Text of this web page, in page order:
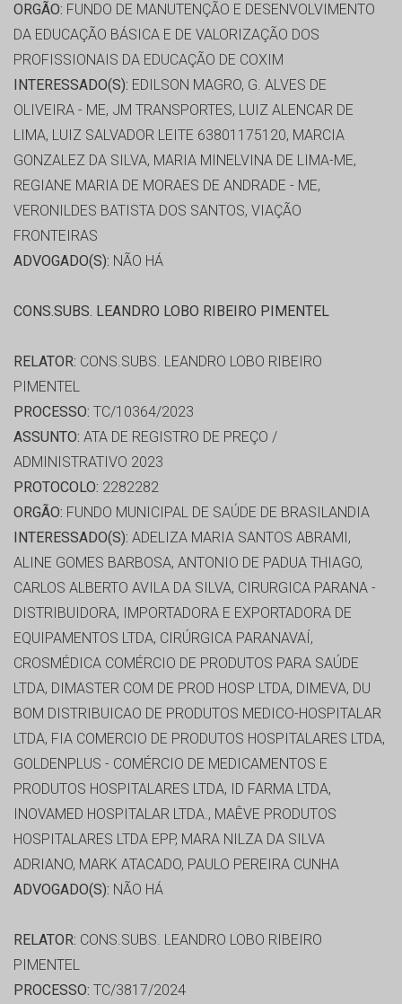
ORGÃO: FUNDO DE MANUTENÇÃO E DESENVOLVIMENTO
DA EDUCAÇÃO BÁSICA E DE VALORIZAÇÃO DOS
PROFISSIONAIS DA EDUCAÇÃO DE COXIM
INTERESSADO(S): EDILSON MAGRO, G. ALVES DE
OLIVEIRA - ME, JM TRANSPORTES, LUIZ ALENCAR DE
LIMA, LUIZ SALVADOR LEITE 63801175120, MARCIA
GONZALEZ DA SILVA, MARIA MINELVINA DE LIMA-ME,
REGIANE MARIA DE MORAES DE ANDRADE - ME,
VERONILDES BATISTA DOS SANTOS, VIAÇÃO
FRONTEIRAS
ADVOGADO(S): NÃO HÁ
CONS.SUBS. LEANDRO LOBO RIBEIRO PIMENTEL
RELATOR: CONS.SUBS. LEANDRO LOBO RIBEIRO
PIMENTEL
PROCESSO: TC/10364/2023
ASSUNTO: ATA DE REGISTRO DE PREÇO /
ADMINISTRATIVO 2023
PROTOCOLO: 2282282
ORGÃO: FUNDO MUNICIPAL DE SAÚDE DE BRASILANDIA
INTERESSADO(S): ADELIZA MARIA SANTOS ABRAMI,
ALINE GOMES BARBOSA, ANTONIO DE PADUA THIAGO,
CARLOS ALBERTO AVILA DA SILVA, CIRURGICA PARANA -
DISTRIBUIDORA, IMPORTADORA E EXPORTADORA DE
EQUIPAMENTOS LTDA, CIRÚRGICA PARANAVAÍ,
CROSMÉDICA COMÉRCIO DE PRODUTOS PARA SAÚDE
LTDA, DIMASTER COM DE PROD HOSP LTDA, DIMEVA, DU
BOM DISTRIBUICAO DE PRODUTOS MEDICO-HOSPITALAR
LTDA, FIA COMERCIO DE PRODUTOS HOSPITALARES LTDA,
GOLDENPLUS - COMÉRCIO DE MEDICAMENTOS E
PRODUTOS HOSPITALARES LTDA, ID FARMA LTDA,
INOVAMED HOSPITALAR LTDA., MAÊVE PRODUTOS
HOSPITALARES LTDA EPP, MARA NILZA DA SILVA
ADRIANO, MARK ATACADO, PAULO PEREIRA CUNHA
ADVOGADO(S): NÃO HÁ
RELATOR: CONS.SUBS. LEANDRO LOBO RIBEIRO
PIMENTEL
PROCESSO: TC/3817/2024